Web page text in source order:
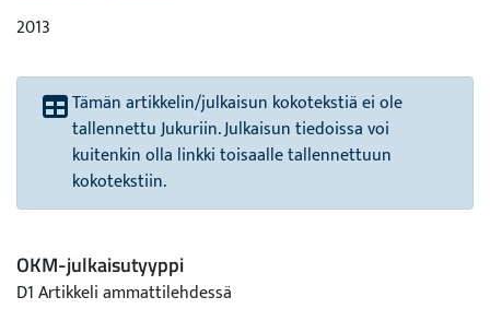
2013
Tämän artikkelin/julkaisun kokotekstiä ei ole
tallennettu Jukuriin. Julkaisun tiedoissa voi
kuitenkin olla linkki toisaalle tallennettuun
kokotekstiin.
OKM-julkaisutyyppi
D1 Artikkeli ammattilehdessä